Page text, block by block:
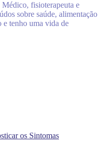
fisioterapeuta e
sobre saúde, alimentação
e tenho uma vida de